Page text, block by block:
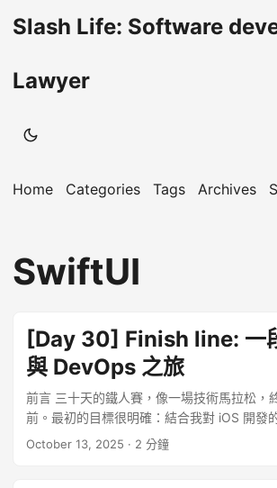
Slash Life: Software
Lawyer
Home Categories Tags Archives
SwiftUI
[Day 30] Finish line: 一
與 DevOps 之旅
前言 三十天的鐵人賽，像一場技術馬拉松，
前。最初的目標很明確：結合我對 iOS 開發
習到的 DevOps 實踐，從零到一打造一款名
October 13, 2025 · 2 分鐘